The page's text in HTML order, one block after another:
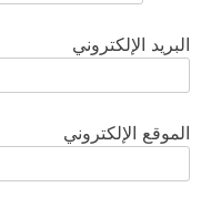
البريد الإلكتروني
الموقع الإلكتروني